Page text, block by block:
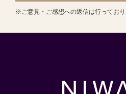
※ご意見・ご感想への返信は行っており